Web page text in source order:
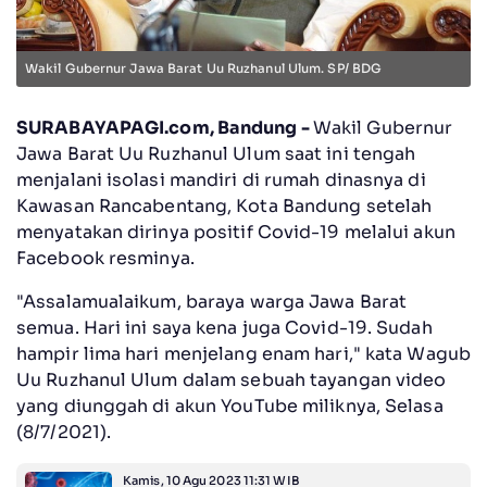
Wakil Gubernur Jawa Barat Uu Ruzhanul Ulum. SP/ BDG
SURABAYAPAGI.com, Bandung -Wakil Gubernur
Jawa Barat Uu Ruzhanul Ulum saat ini tengah
menjalani isolasi mandiri di rumah dinasnya di
Kawasan Rancabentang, Kota Bandung setelah
menyatakan dirinya positif Covid-19 melalui akun
Facebook resminya.
"Assalamualaikum, baraya warga Jawa Barat
semua. Hari ini saya kena juga Covid-19. Sudah
hampir lima hari menjelang enam hari," kata Wagub
Uu Ruzhanul Ulum dalam sebuah tayangan video
yang diunggah di akun YouTube miliknya, Selasa
(8/7/2021).
Kamis, 10 Agu 2023 11:31 WIB